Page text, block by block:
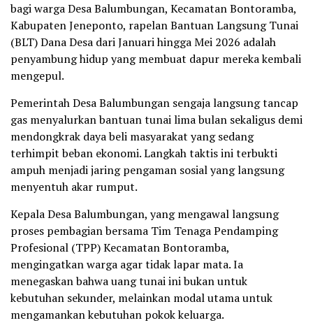
bagi warga Desa Balumbungan, Kecamatan Bontoramba,
Kabupaten Jeneponto, rapelan Bantuan Langsung Tunai
(BLT) Dana Desa dari Januari hingga Mei 2026 adalah
penyambung hidup yang membuat dapur mereka kembali
mengepul.
Pemerintah Desa Balumbungan sengaja langsung tancap
gas menyalurkan bantuan tunai lima bulan sekaligus demi
mendongkrak daya beli masyarakat yang sedang
terhimpit beban ekonomi. Langkah taktis ini terbukti
ampuh menjadi jaring pengaman sosial yang langsung
menyentuh akar rumput.
Kepala Desa Balumbungan, yang mengawal langsung
proses pembagian bersama Tim Tenaga Pendamping
Profesional (TPP) Kecamatan Bontoramba,
mengingatkan warga agar tidak lapar mata. Ia
menegaskan bahwa uang tunai ini bukan untuk
kebutuhan sekunder, melainkan modal utama untuk
mengamankan kebutuhan pokok keluarga.